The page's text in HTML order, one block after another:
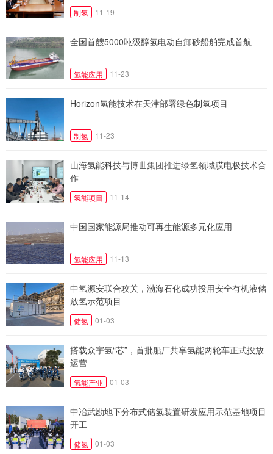
制氢 11-19
全国首艘5000吨级醇氢电动自卸砂船舶完成首航
氢能应用 11-23
Horizon氢能技术在天津部署绿色制氢项目
制氢 11-23
山海氢能科技与博世集团推进绿氢领域膜电极技术合
作
氢能项目 11-14
中国国家能源局推动可再生能源多元化应用
氢能应用 11-13
中氢源安联合攻关，渤海石化成功投用安全有机液储
放氢示范项目
储氢 01-03
搭载众宇氢“芯”，首批船厂共享氢能两轮车正式投放
运营
氢能产业 01-03
中冶武勘地下分布式储氢装置研发应用示范基地项目
开工
储氢 01-03